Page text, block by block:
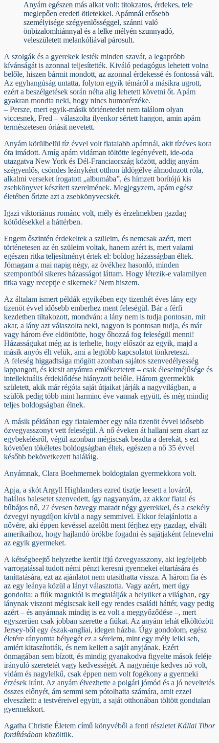
Anyám egészen más alkat volt: titokzatos, érdekes, tele
meglepően eredeti ötletekkel. Apámnál erősebb
személyisége szégyenlősséggel, szánni való
önbizalomhiánnyal és a lelke mélyén szunnyadó,
veleszületett melankóliával párosult.
A szolgák és a gyerekek lesték minden szavát, a legapróbb
kívánságát is azonnal teljesítették. Kiváló pedagógus lehetett volna
belőle, hiszen bármit mondott, az azonnal érdekessé és fontossá vált.
Az egyhangúság untatta, folyton egyik témáról a másikra ugrott,
ezért a beszélgetések során néha alig lehetett követni őt. Apám
gyakran mondta neki, hogy nincs humorérzéke.
– Persze, mert egyik-másik történetedet nem találom olyan
viccesnek, Fred – válaszolta ilyenkor sértett hangon, amin apám
természetesen óriásit nevetett.
Anyám körülbelül tíz évvel volt fiatalabb apámnál, akit tízéves kora
óta imádott. Amíg apám vidáman töltötte legényéveit, ide-oda
utazgatva New York és Dél-Franciaország között, addig anyám
szégyenlős, csöndes leányként otthon üldögélve álmodozott róla,
alkalmi verseket írogatott „albumába”, és hímzett borítójú kis
zsebkönyvet készített szerelmének. Megjegyzem, apám egész
életében őrizte azt a zsebkönyvecskét.
Igazi viktoriánus románc volt, mély és érzelmekben gazdag
kötődésekkel a háttérben.
Engem őszintén érdekeltek a szüleim, és nemcsak azért, mert
történetesen az én szüleim voltak, hanem azért is, mert valami
egészen ritka teljesítményt értek el: boldog házasságban éltek.
Jómagam a mai napig négy, az övékhez hasonló, minden
szempontból sikeres házasságot láttam. Hogy létezik-e valamilyen
titka vagy receptje e sikernek? Nem hiszem.
Az általam ismert példák egyikében egy tizenhét éves lány egy
tizenöt évvel idősebb emberhez ment feleségül. Bár a férfi
kezdetben tiltakozott, mondván: a lány nem is tudja pontosan, mit
akar, a lány azt válaszolta neki, nagyon is pontosan tudja, és már
vagy három éve eldöntötte, hogy őhozzá fog feleségül menni!
Házasságukat még az is terhelte, hogy először az egyik, majd a
másik anyós élt velük, ami a legtöbb kapcsolatot tönkreteszi.
A feleség higgadtsága mögött azonban sajátos szenvedélyesség
lappangott, és kicsit anyámra emlékeztetett – csak éleselméjűsége és
intellektuális érdeklődése hiányzott belőle. Három gyermekük
született, akik már régóta saját útjaikat járják a nagyvilágban, a
szülők pedig több mint harminc éve vannak együtt, és még mindig
teljes boldogságban élnek.
A másik példában egy fiatalember egy nála tizenöt évvel idősebb
özvegyasszonyt vett feleségül. A nő éveken át hallani sem akart az
egybekelésről, végül azonban mégiscsak beadta a derekát, s ezt
követően tökéletes boldogságban éltek, egészen a nő 35 évvel
később bekövetkezett haláláig.
Anyámnak, Clara Boehmernek boldogtalan gyermekkora volt.
Apja, a skót Argyll Highlanders ezred tisztje leesett a lováról,
halálos balesetet szenvedett, így nagyanyám, az akkor fiatal és
bűbájos nő, 27 évesen özvegy maradt négy gyerekkel, és a csekély
özvegyi nyugdíjon kívül a nagy semmivel. Ekkor felajánlotta a
nővére, aki éppen kevéssel azelőtt ment férjhez egy gazdag, elvált
amerikaihoz, hogy hajlandó örökbe fogadni és sajátjaként felnevelni
az egyik gyermeket.
A kétségbeejtő helyzetbe került ifjú özvegyasszony, aki legfeljebb
varrogatással tudott némi pénzt keresni gyermekei eltartására és
taníttatására, ezt az ajánlatot nem utasíthatta vissza. A három fia és
az egy leánya közül a lányt választotta. Vagy azért, mert úgy
gondolta: a fiúk maguktól is megtalálják a helyüket a világban, egy
lánynak viszont mégiscsak kell egy rendes családi háttér, vagy pedig
azért – és anyámnak mindig is ez volt a meggyőződése –, mert
egyszerűen csak jobban szerette a fiúkat. Az anyám tehát elköltözött
Jersey-ből egy észak-angliai, idegen házba. Úgy gondolom, egész
életére rányomta bélyegét ez a sérelem, mint egy mély lelki seb,
amiért kitaszították, és nem kellett a saját anyjának. Ezért
önmagában sem bízott, és mindig gyanakodva figyelte mások feléje
irányuló szeretetét vagy kedvességét. A nagynénje kedves nő volt,
vidám és nagylelkű, csak éppen nem volt fogékony a gyermeki
érzések iránt. Az anyám élvezhette a polgári jómód és a jó neveltetés
összes előnyét, ám semmi sem pótolhatta számára, amit ezzel
elveszített: a testvéreivel együtt, a saját otthonában töltött gondtalan
gyermekkort.
Agatha Christie Életem című könyvéből a fenti részletet Kállai Tibor
fordításában közöltük.